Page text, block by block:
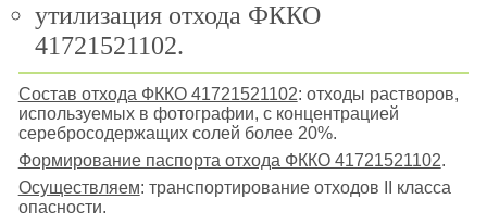
утилизация отхода ФККО
41721521102.
Состав отхода ФККО 41721521102: отходы растворов,
используемых в фотографии, с концентрацией
серебросодержащих солей более 20%.
Формирование паспорта отхода ФККО 41721521102.
Осуществляем: транспортирование отходов II класса
опасности.